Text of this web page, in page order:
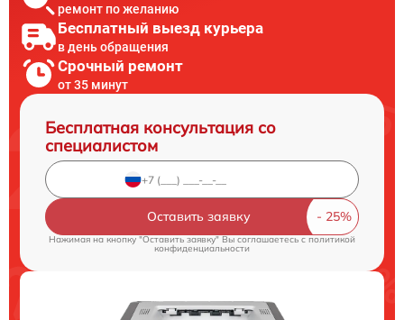
ремонт по желанию
Бесплатный выезд курьера
в день обращения
Срочный ремонт
от 35 минут
Бесплатная консультация со
специалистом
Оставить заявку
Нажимая на кнопку "Оставить заявку" Вы соглашаетесь c политикой
конфиденциальности